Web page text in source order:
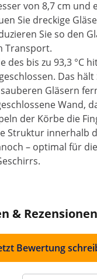
von 8,7 cm und
Sie dreckige
Sie so den
Transport.
des bis zu 93,3 °C
Das hält
Gläsern
Wand,
der Körbe die
Struktur innerhalb
– optimal für
& Rezensionen
Bewertung